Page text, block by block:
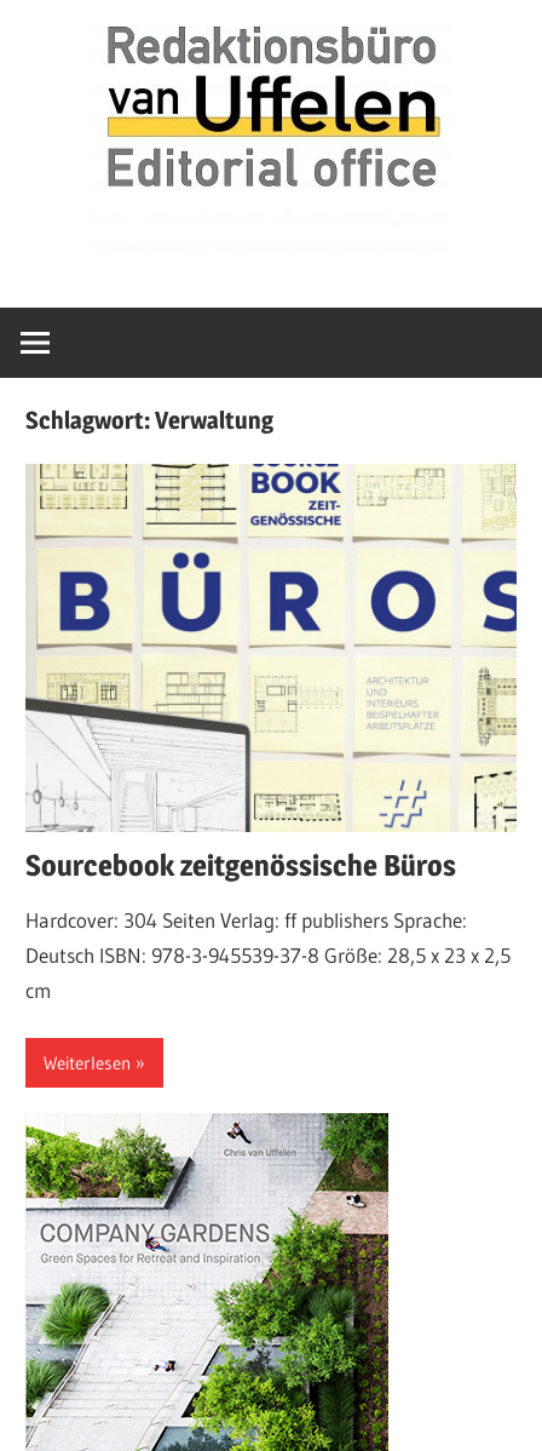
van
Schlagwort:Verwaltung
Sourcebook zeitgenössische Büros
Hardcover: 304 Seiten Verlag: ff publishers Sprache:
Deutsch ISBN: 978-3-945539-37-8 Größe: 28,5 x 23 x 2,5
cm
Weiterlesen